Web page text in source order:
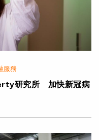
服務
研究所 加快新冠病